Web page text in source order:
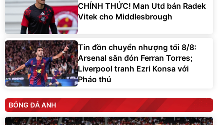
CHÍNH THỨC! Man Utd bán Radek
Vitek cho Middlesbrough
Tin đồn chuyển nhượng tối 8/8:
Arsenal săn đón Ferran Torres;
Liverpool tranh Ezri Konsa với
Pháo thủ
BÓNG ĐÁ ANH